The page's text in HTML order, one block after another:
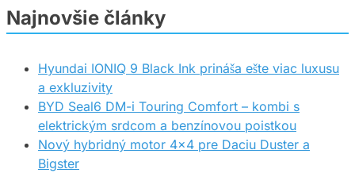
Najnovšie články
Hyundai IONIQ 9 Black Ink prináša ešte viac luxusu
a exkluzivity
BYD Seal6 DM-i Touring Comfort – kombi s
elektrickým srdcom a benzínovou poistkou
Nový hybridný motor 4×4 pre Daciu Duster a
Bigster